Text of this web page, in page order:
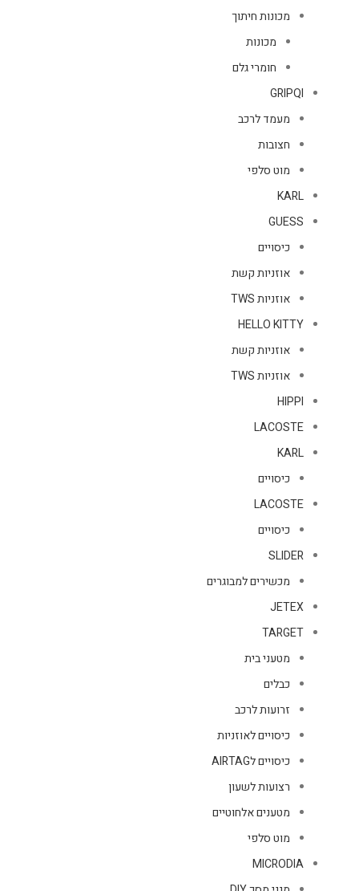
מכונות חיתוך
מכונות
חומרי גלם
GRIPQI
מעמד לרכב
חצובות
מוט סלפי
KARL
GUESS
כיסויים
אוזניות קשת
אוזניות TWS
HELLO KITTY
אוזניות קשת
אוזניות TWS
HIPPI
LACOSTE
KARL
כיסויים
LACOSTE
כיסויים
SLIDER
מכשירים למבוגרים
JETEX
TARGET
מטעני בית
כבלים
זרועות לרכב
כיסויים לאוזניות
כיסויים לAIRTAG
רצועות לשעון
מטענים אלחוטיים
מוט סלפי
MICRODIA